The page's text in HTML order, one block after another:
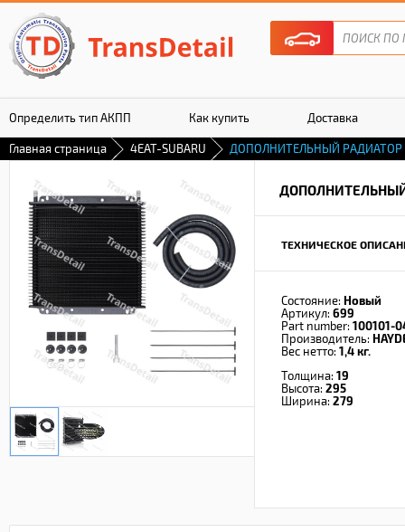
Определить тип АКПП Как купить Доставка
Гарантия
Главная страница 4EAT-SUBARU ДОПОЛНИТЕЛЬНЫЙ РАДИАТОР
ТЕХНИЧЕСКОЕ
Состояние: Новый
Артикул: 699
Part number: 100101-
Производитель:
Вес нетто: 1,4 кг.
Толщина: 19
Высота: 295
Ширина: 279